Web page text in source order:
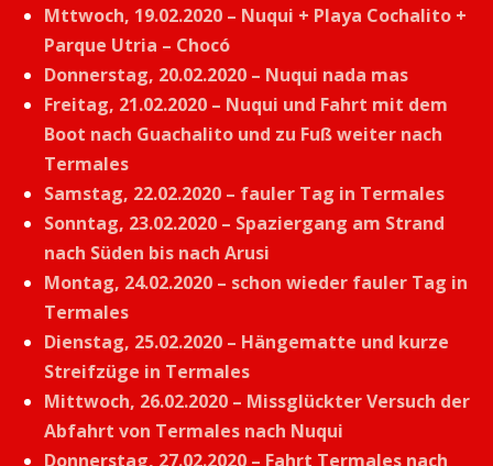
Mttwoch, 19.02.2020 – Nuqui + Playa Cochalito +
Parque Utria – Chocó
Donnerstag, 20.02.2020 – Nuqui nada mas
Freitag, 21.02.2020 – Nuqui und Fahrt mit dem
Boot nach Guachalito und zu Fuß weiter nach
Termales
Samstag, 22.02.2020 – fauler Tag in Termales
Sonntag, 23.02.2020 – Spaziergang am Strand
nach Süden bis nach Arusi
Montag, 24.02.2020 – schon wieder fauler Tag in
Termales
Dienstag, 25.02.2020 – Hängematte und kurze
Streifzüge in Termales
Mittwoch, 26.02.2020 – Missglückter Versuch der
Abfahrt von Termales nach Nuqui
Donnerstag, 27.02.2020 – Fahrt Termales nach